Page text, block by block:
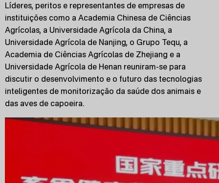
Líderes, peritos e representantes de empresas de
instituições como a Academia Chinesa de Ciências
Agrícolas, a Universidade Agrícola da China, a
Universidade Agrícola de Nanjing, o Grupo Tequ, a
Academia de Ciências Agrícolas de Zhejiang e a
Universidade Agrícola de Henan reuniram-se para
discutir o desenvolvimento e o futuro das tecnologias
inteligentes de monitorização da saúde dos animais e
das aves de capoeira.